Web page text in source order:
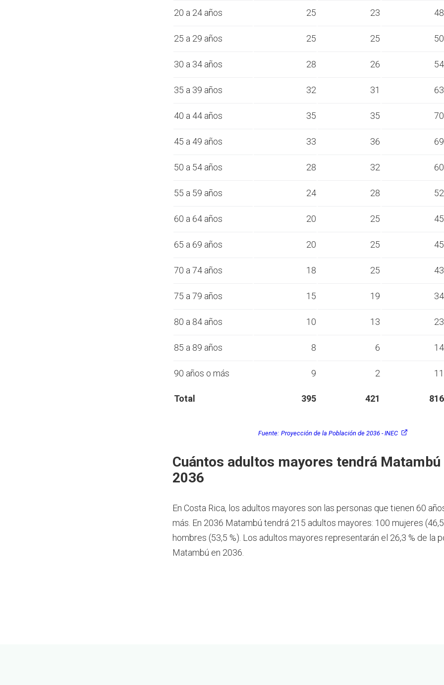
20 a 24 años 25 23 48
25 a 29 años 25 25 50
30 a 34 años 28 26 54
35 a 39 años 32 31 63
40 a 44 años 35 35 70
45 a 49 años 33 36 69
50 a 54 años 28 32 60
55 a 59 años 24 28 52
60 a 64 años 20 25 45
65 a 69 años 20 25 45
70 a 74 años 18 25 43
75 a 79 años 15 19 34
80 a 84 años 10 13 23
85 a 89 años 8 6 14
90 años o más 9 2 11
Total 395 421 816
Fuente: Proyección de la Población de 2036 - INEC
Cuántos adultos mayores tendrá Matambú
2036
En Costa Rica, los adultos mayores son las personas que tienen 60
más. En 2036 Matambú tendrá 215 adultos mayores: 100 mujeres
hombres (53,5 %). Los adultos mayores representarán el 26,3 % de la
Matambú en 2036.